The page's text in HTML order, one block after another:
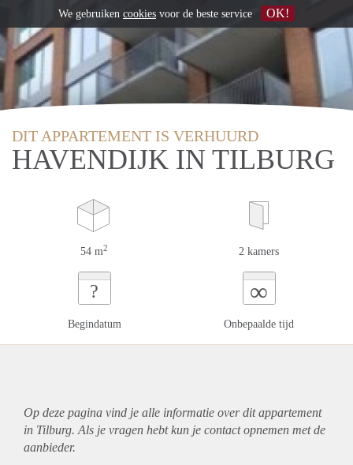
DIT APPARTEMENT IS VERHUURD
HAVENDIJK IN TILBURG
54 m2 2 kamers
?
Begindatum
∞
Onbepaalde tijd
Op deze pagina vind je alle informatie over ditappartement
in Tilburg. Als je vragen hebt kun je contact opnemen met de
aanbieder.
We gebruiken cookies voor de beste service OK!